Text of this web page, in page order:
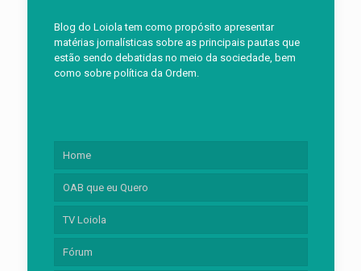
Blog do Loiola tem como propósito apresentar
matérias jornalísticas sobre as principais pautas que
estão sendo debatidas no meio da sociedade, bem
como sobre política da Ordem.
Home
OAB que eu Quero
TV Loiola
Fórum